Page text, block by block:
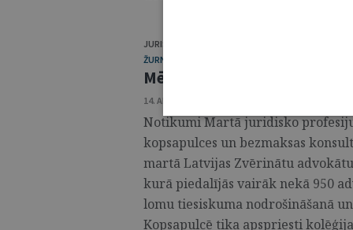
JURISTA VĀRDS
ŽURNĀLS / MĒNEŠA HRONIKA
Mēneša hronika: marts
14. APRĪLIS 2026 • NR. 4 (1422)
Notikumi Martā juridisko
kopsapulces un bezmaksas
martā Latvijas Zvērinātu
kurā piedalījās vairāk nekā 950
lomu tiesiskuma nodrošināšanā
Kopsapulcē tika apspriesti